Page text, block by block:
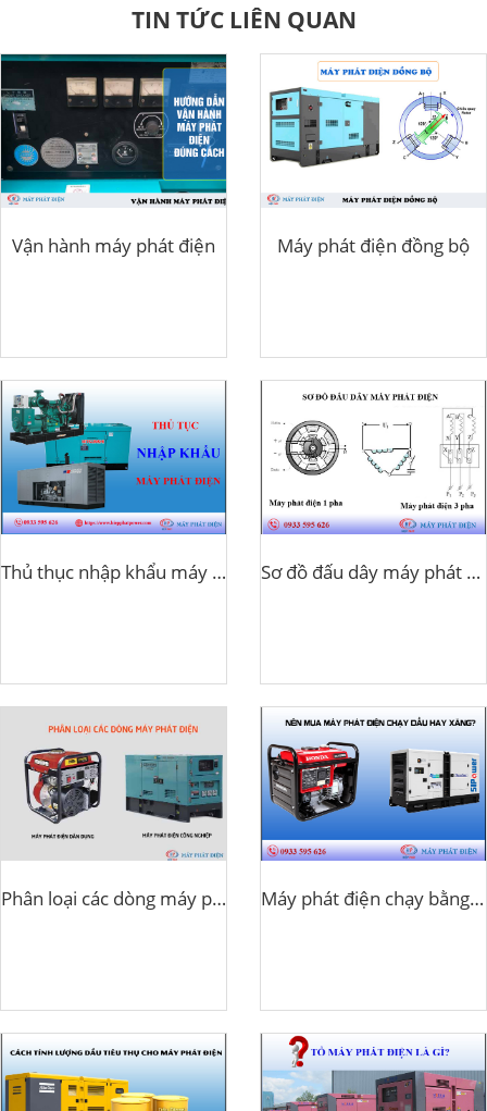
TIN TỨC LIÊN QUAN
Vận hành máy phát điện Máy phát điện đồng bộ
Thủ thục nhập khẩu máy phát điện Sơ đồ đấu dây máy phát điện 1 pha 3 pha
Phân loại các dòng máy phát điện Máy phát điện chạy bằng dầu